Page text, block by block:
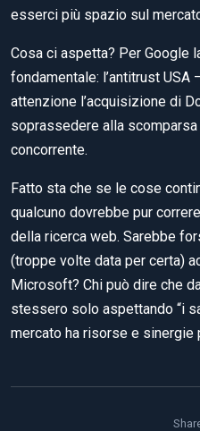
esserci più spazio sul
Cosa ci aspetta? Per Google
fondamentale: l’antitrust
attenzione l’acquisizione di
soprassedere alla
concorrente.
Fatto sta che se le cose
qualcuno dovrebbe pur
della ricerca web. Sarebbe
(troppe volte data per certa)
Microsoft? Chi può dire che
stessero solo aspettando “i
mercato ha risorse e sinergie